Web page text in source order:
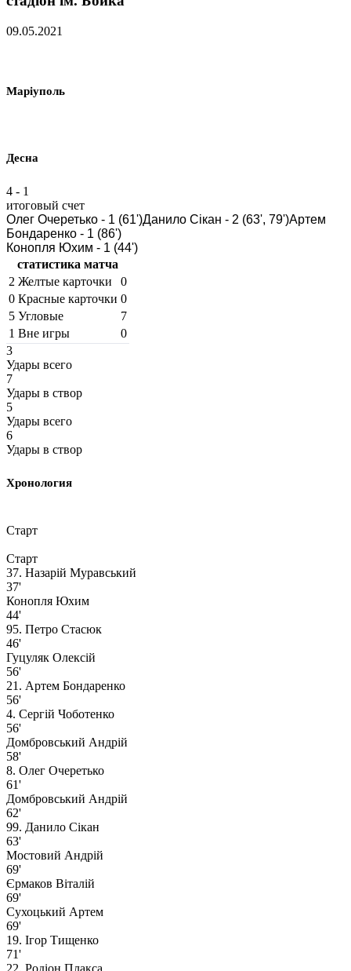
09.05.2021
Маріуполь
Десна
4 - 1
итоговый счет
Олег Очеретько - 1 (61')Данило Сiкан - 2 (63', 79')Артем
Бондаренко - 1 (86')
Конопля Юхим - 1 (44')
статистика матча
2 Желтые карточки
0
0 Красные карточки 0
5 Угловые
7
1 Вне игры
0
3
Удары всего
7
Удары в створ
5
Удары всего
6
Удары в створ
Хронология
Старт
Старт
37. Назарій Муравський
37'
Конопля Юхим
44'
95. Петро Стасюк
46'
Гуцуляк Олексій
56'
21. Артем Бондаренко
56'
4. Сергій Чоботенко
56'
Домбровський Андрій
58'
8. Олег Очеретько
61'
Домбровський Андрій
62'
99. Данило Сiкан
63'
Мостовий Андрій
69'
Єрмаков Віталій
69'
Сухоцький Артем
69'
19. Ігор Тищенко
71'
22. Родіон Плакса